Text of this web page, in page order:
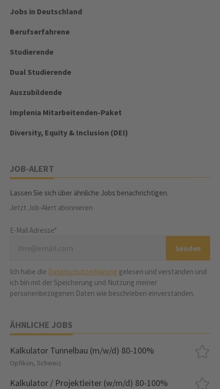
Jobs in Deutschland
Berufserfahrene
Studierende
Dual Studierende
Auszubildende
Implenia Mitarbeitenden-Paket
Diversity, Equity & Inclusion (DEI)
JOB-ALERT
Lassen Sie sich über ähnliche Jobs benachrichtigen.
Jetzt Job-Alert abonnieren
E-Mail Adresse*
Ich habe die Datenschutzerklärung gelesen und verstanden und
ich bin mit der Speicherung und Nutzung meiner
personenbezogenen Daten wie beschrieben einverstanden.
ÄHNLICHE JOBS
Kalkulator Tunnelbau (m/w/d) 80-100%
Opfikon, Schweiz
Kalkulator / Projektleiter (w/m/d) 80-100%